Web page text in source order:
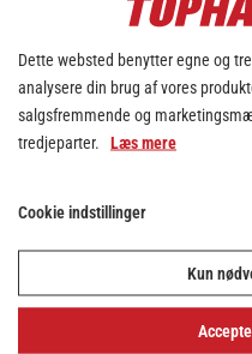
Oliver Wosniak,
Oliver Wosniak er
spillere i denne
kamp mod Skjern
kvalitet hans
laver 11 mål ude
spille lige op mod et
– og mon ikke
ambitioner for,
når det nu er hans
grønne trøje?
Dette websted benytter egne og
analysere din brug af vores
salgsfremmende og
tredjeparter. Læs mere
Cookie indstillinger
Kun